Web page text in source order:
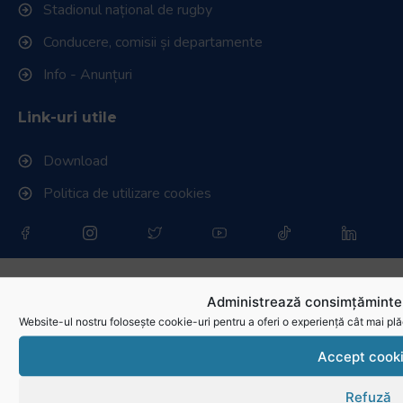
Administrează
Website-ul nostru folosește cookie-uri pentru a oferi o experiență cât mai
Accept
Refuză
Stadionul național de rugby
Conducere, comisii și departamente
Info - Anunțuri
Link-uri utile
Download
Politica de utilizare cookies